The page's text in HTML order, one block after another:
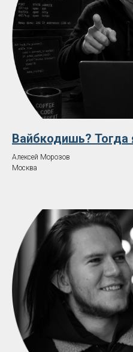
Вайбкодишь? Тогда
Алексей Морозов
Москва